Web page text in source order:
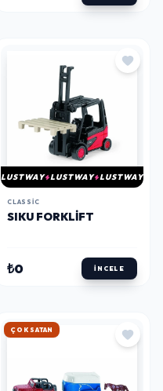
LUSTWAY LUSTWAY LUSTWAY
CLASSIC
SIKU FORKLIFT
₺0 İNCELE
HIZLI KARGO